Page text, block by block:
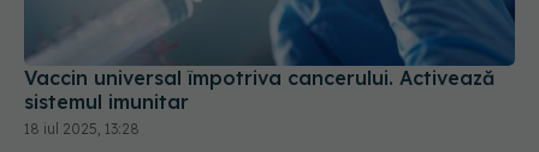
Vaccin universal împotriva cancerului. Activează
sistemul imunitar
18 iul 2025, 13:28